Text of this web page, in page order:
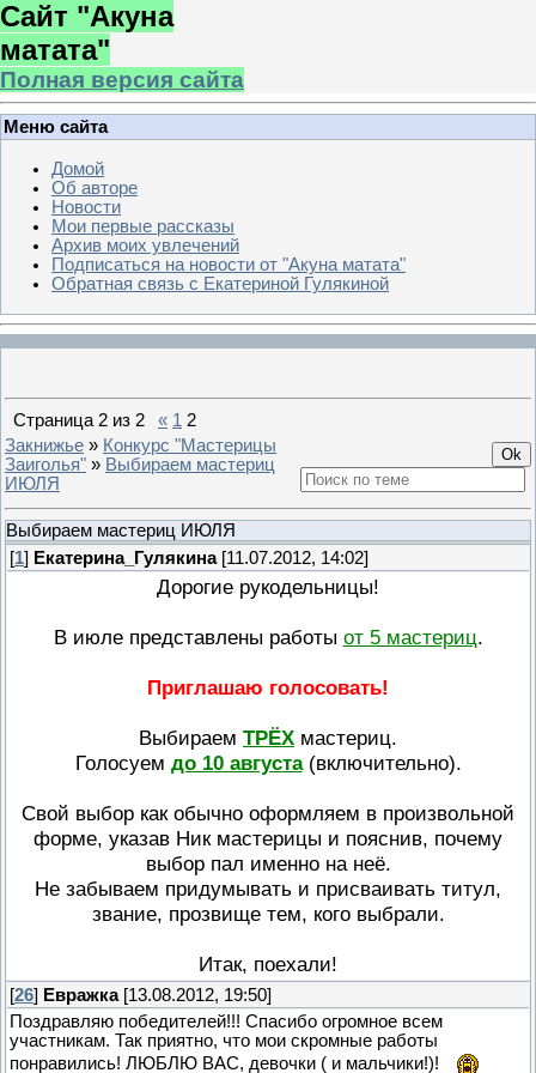
Сайт "Акуна
матата"
Полная версия сайта
Меню сайта
Домой
Об авторе
Новости
Мои первые рассказы
Архив моих увлечений
Подписаться на новости от "Акуна матата"
Обратная связь с Екатериной Гулякиной
Страница 2 из 2 « 1 2
Закнижье » Конкурс "Мастерицы
Заиголья" » Выбираем мастериц
ИЮЛЯ
Выбираем мастериц ИЮЛЯ
[1] Екатерина_Гулякина[11.07.2012, 14:02]
Дорогие рукодельницы!
В июле представлены работы от 5 мастериц.
Приглашаю голосовать!
Выбираем ТРЁХ мастериц.
Голосуем до 10 августа(включительно).
Свой выбор как обычно оформляем в произвольной
форме, указав Ник мастерицы и пояснив, почему
выбор пал именно на неё.
Не забываем придумывать и присваивать титул,
звание, прозвище тем, кого выбрали.
Итак, поехали!
[26] Евражка[13.08.2012, 19:50]
Поздравляю победителей!!! Спасибо огромное всем
участникам. Так приятно, что мои скромные работы
понравились! ЛЮБЛЮ ВАС, девочки ( и мальчики!)!